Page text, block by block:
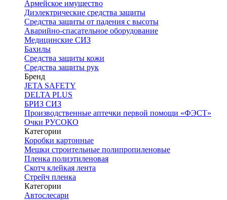
Армейское имущество
Диэлектрические средства защиты
Средства защиты от падения с высоты
Аварийно-спасательное оборудование
Медицинские СИЗ
Бахилы
Средства защиты кожи
Средства защиты рук
Бренд
JETA SAFETY
DELTA PLUS
БРИЗ СИЗ
Производственные аптечки первой помощи «ФЭСТ»
Очки РУСОКО
Категории
Коробки картонные
Мешки строительные полипропиленовые
Пленка полиэтиленовая
Скотч клейкая лента
Стрейч пленка
Категории
Автослесари